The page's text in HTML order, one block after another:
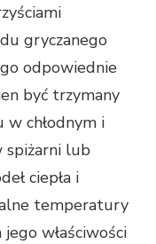
gryczanego
odpowiednie
być trzymany
w chłodnym i
spiżarni lub
ciepła i
temperatury
właściwości